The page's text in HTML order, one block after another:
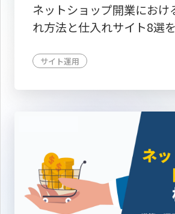
ネットショップ開業におけ
れ方法と仕入れサイト8選
サイト運用